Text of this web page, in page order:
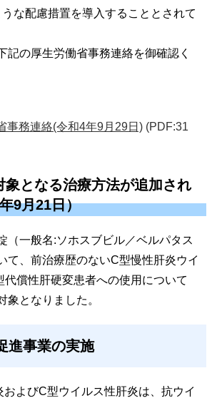
な配慮措置を導入することとされて
記の厚生労働省事務連絡を御確認く
事務連絡(令和4年9月29日) (PDF:31
象となる治療方法が追加され
9月21日）
（一般名:ソホスブビル／ベルパタス
て、前治療歴のないC型慢性肝炎ウイ
代償性肝硬変患者への使用について
象となりました。
進事業の実施
およびC型ウイルス性肝炎は、抗ウイ